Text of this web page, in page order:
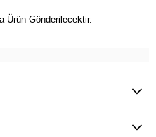
Ürün Gönderilecektir.